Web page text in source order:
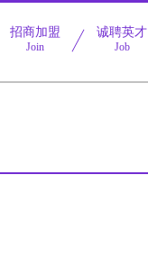
招商加盟
Join
诚聘英才
Job